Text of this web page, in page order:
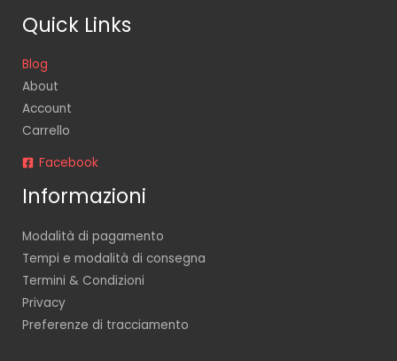
Quick Links
Blog
About
Account
Carrello
Facebook
Informazioni
Modalità di pagamento
Tempi e modalità di consegna
Termini & Condizioni
Privacy
Preferenze di tracciamento